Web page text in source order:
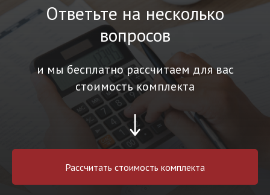
Ответьте на несколько
вопросов
и мы бесплатно рассчитаем для вас
стоимость комплекта
Рассчитать стоимость комплекта